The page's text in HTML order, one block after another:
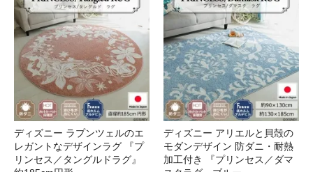
ディズニー ラプンツェルのエ
レガントなデザインラグ 『プ
リンセス／タングルドラグ』
ディズニー アリエルと貝殻の
モダンデザイン 防ダニ・耐熱
加工付き 『プリンセス／ダマ